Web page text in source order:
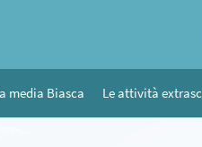
media Biasca Le attività